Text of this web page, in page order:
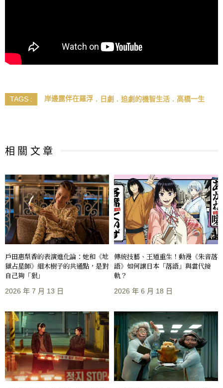
TAGS : 岸邊露伴在羅浮 日劇 追劇的機智生活 高橋一生
相 關 文 章
戶田惠梨香的表演進化論：她和《地
獄占星師》細木樹子的共通點，是對
自己夠「狠」
2026 年 7 月 13 日
傳統技藝、王道重生！動漫《朱音落
語》如何讓日本「落語」與當代接
軌？
2026 年 6 月 18 日